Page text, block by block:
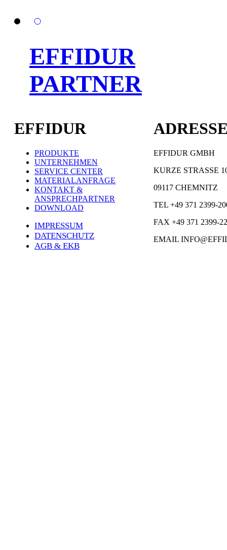
EFFIDUR
PARTNER
EFFIDUR
PRODUKTE
UNTERNEHMEN
SERVICE CENTER
MATERIALANFRAGE
KONTAKT &
ANSPRECHPARTNER
DOWNLOAD
IMPRESSUM
DATENSCHUTZ
AGB & EKB
EFFIDUR GMBH
KURZE STRASSE
09117 CHEMNITZ
TEL +49 371 2399-
FAX +49 371 2399-
EMAIL